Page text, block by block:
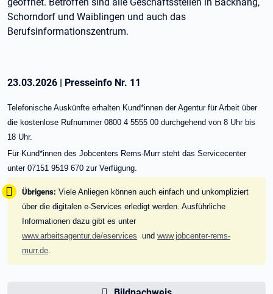
Schorndorf und Waiblingen und auch das
Berufsinformationszentrum.
23.03.2026 | Presseinfo Nr. 11
Telefonische Auskünfte erhalten Kund*innen der Agentur für Arbeit über
die kostenlose Rufnummer 0800 4 5555 00 durchgehend von 8 Uhr bis
18 Uhr.
Für Kund*innen des Jobcenters Rems-Murr steht das Servicecenter
unter 07151 9519 670 zur Verfügung.
Tipp:
Übrigens: Viele Anliegen können auch einfach und unkompliziert
über die digitalen e-Services erledigt werden. Ausführliche
Informationen dazu gibt es unter
www.arbeitsagentur.de/eservices und www.jobcenter-rems-
murr.de.